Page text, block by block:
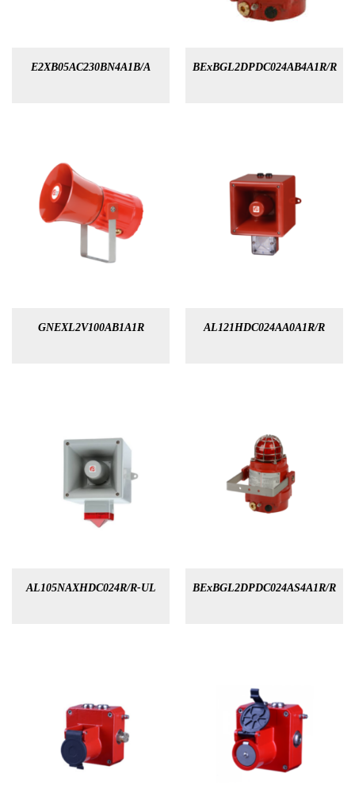
E2XB05AC230BN4A1B/A BExBGL2DPDC024AB4A1R/R
GNEXL2V100AB1A1R AL121HDC024AA0A1R/R
AL105NAXHDC024R/R-UL BExBGL2DPDC024AS4A1R/R